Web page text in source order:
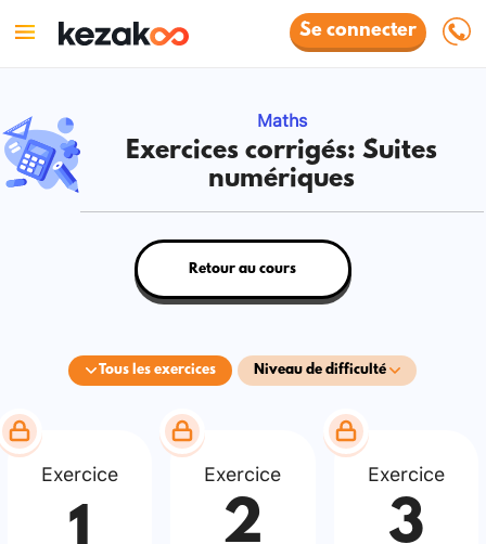
Se connecter
Maths
Exercices corrigés: Suites
numériques
Tous les exercices Niveau de difficulté
Retour au cours
Exercice Exercice
2
Exercice
3